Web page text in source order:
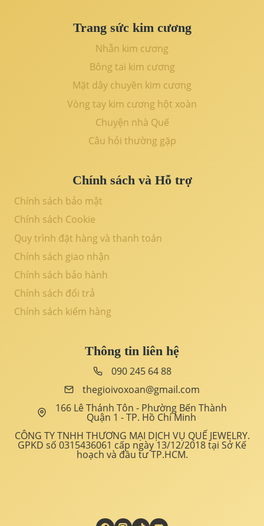
Trang sức kim cương
Nhẫn kim cương
Bông tai kim cương
Mặt dây chuyền kim cương
Vòng tay kim cương hột xoàn
Chuyện nhà Quế
Câu hỏi thường gặp
Chính sách và Hỗ trợ
Chính sách bảo mật
Chính sách Cookie
Quy trình đặt hàng và thanh toán
Chính sách giao nhận
Chính sách bảo hành
Chính sách đổi trả
Chính sách kiểm hàng
Thông tin liên hệ
090 245 64 88
thegioivoxoan@gmail.com
166 Lê Thánh Tôn - Phường Bến Thành
Quận 1 - TP. Hồ Chí Minh
CÔNG TY TNHH THƯƠNG MẠI DỊCH VỤ QUẾ JEWELRY.
GPKD số 0315436061 cấp ngày 13/12/2018 tại Sở Kế
hoạch và đầu tư TP.HCM.